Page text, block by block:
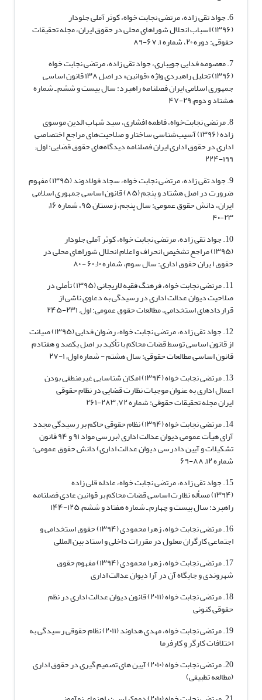
6. جواد تقی زاده، مرتضی نجابت خواه، کوثر آملی جلودار
(۱۳۹۶) اسباب انحلال شوراهای محلی در حقوق ایران، مجله تحقیقات
حقوقی: دوره ۲۰، شماره ۱; ۶۷-۸۹
7. معصومه فدایی جویباری، جواد تقی زاده، مرتضی نجابت خواه
(۱۳۹۶) تحلیل راهبردی واژه «قوانین» در اصل ۱۳۸ قانون اساسی
جمهوری اسلامی ایران فصلنامه راهبرد: سال بیست و ششم ـ شماره
هشتاد و دوم; ۲۹-۴۷
8. مرتضی نجابت‌خواه، فاطمه افشاری، سید شهاب الدین موسوی
زاده (۱۳۹۶) آسیب‌شناسی ساختار و صلاحیت‌های مراجع اختصاصی
اداری در حقوق اداری ایران فصلنامه دیدگاه‌های حقوق قضایی: اول;
۱۹۹-۲۲۴
9. جواد تقی زاده، مرتضی نجابت خواه، سجاد فولادوند (۱۳۹۵) مفهوم
ضرورت در اصل هشتاد و پنجم (۸۵) قانون اساسی جمهوری اسلامی
ایران، دانش حقوق عمومی: سال پنجم، زمستان ۹۵، شماره ۱۶;
۲۳-۴۰
10. جواد تقی زاده، مرتضی نجابت خواه، کوثر آملی جلودار
(۱۳۹۵) مراجع تشخیص انحراف و اعلام انحلال شوراهای محلی در
حقوق ا یران حقوق اداری: سال سوم، شماره ۱۰; ۶۰ - ۸۰
11. مرتضی نجابت خواه، فرهنگ فقیه لاریجانی (۱۳۹۵) تأملی در
صلاحیت دیوان عدالت اداری در رسیدگی به دعاوی ناشی از
قراردادهای استخدامی، مطالعات حقوق عمومی: اول; ۲۳۱-۲۴۵
12. جواد تقی زاده، مرتضی نجابت خواه، رضوان فدایی (۱۳۹۵) صیانت
از قانون اساسی توسط قضات محاکم با تأکید بر اصل یکصد و هفتادم
قانون اساسی مطالعات حقوقی: سال هشتم - شماره اول; ۱-۲۷
13. مرتضی نجابت خواه (۱۳۹۴) امکان شناسایی غیرمنطقی بودن
اعمال اداری به عنوان موجبات نظارت قضایی در نظام حقوقی
ایران مجله تحقیقات حقوقی: شماره ۷۲; ۲۸۳-۲۶۱
14. مرتضی نجابت خواه (۱۳۹۴) نظام حقوقی حاکم بر رسیدگی مجدد
آرای هیأت عمومی دیوان عدالت اداری (بررسی مواد ۹۱ و ۹۴ قانون
تشکیلات و آیین دادرسی دیوان عدالت اداری) دانش حقوق عمومی:
شماره ۱۲; ۸۸-۶۹
15. جواد تقی زاده، مرتضی نجابت خواه، عادله قلی زاده
(۱۳۹۴) مسأله نظارت اساسی قضات محاکم بر قوانین عادی فصلنامه
راهبرد: سال بیست و چهارم ـ شماره هفتاد و ششم; ۱۲۵-۱۴۴
16. مرتضی نجابت خواه، زهرا محمودی (۱۳۹۴) حقوق استخدامی و
اجتماعی کارگران معلول در مقررات داخلی و استاد بین المللی
17. مرتضی نجابت خواه، زهرا محمودی (۱۳۹۴) مفهوم حقوق
شهروندی و جایگاه آن در آرا دیوان عدالت اداری
18. مرتضی نجابت خواه (۲۰۱۱) قانون دیوان عدالت اداری در نظم
حقوقی کنونی
19. مرتضی نجابت خواه، مهدی هداوند (۲۰۱۱) نظام حقوقی رسیدگی به
اختلافات کارگر و کارفرما
20. مرتضی نجابت خواه (۲۰۱۰) آیین های تصمیم گیری در حقوق اداری
(مطالعه تطبیقی)